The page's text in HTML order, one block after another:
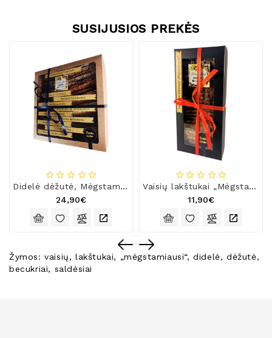
SUSIJUSIOS PREKĖS
Didelė dėžutė, Mėgstamiausi
24,90€
Vaisių lakštukai „Mėgstamiausi“, maža dėžutė
11,90€
Žymos:vaisių,lakštukai, „mėgstamiausi“,didelė,dėžutė,
becukriai, saldėsiai